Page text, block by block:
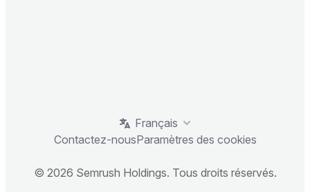
Français
Contactez-nousParamètres des cookies
© 2026 Semrush Holdings. Tous droits réservés.